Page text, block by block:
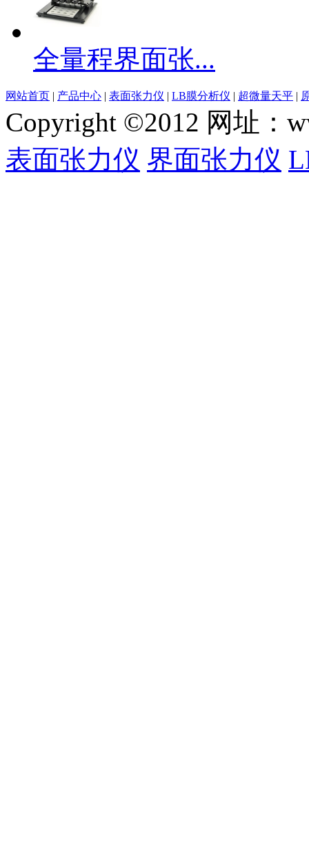
全量程界面张...
网站首页 | 产品中心 | 表面张力仪 | LB膜分析仪 | 超微量天平 |
Copyright ©2012 网址：
表面张力仪 界面张力仪